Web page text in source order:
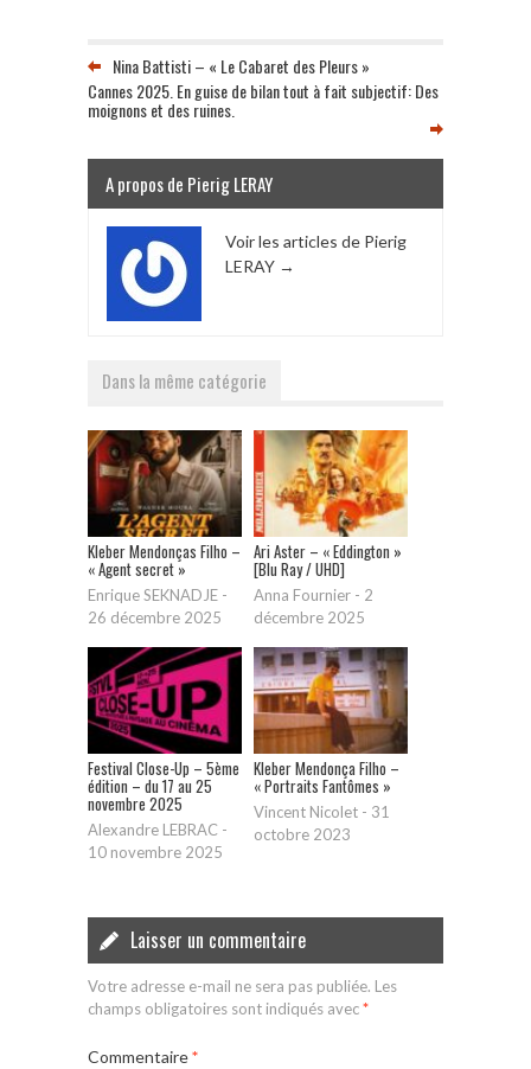
Nina Battisti – « Le Cabaret des Pleurs »
Cannes 2025. En guise de bilan tout à fait subjectif: Des
moignons et des ruines.
A propos de Pierig LERAY
Voir les articles de Pierig
LERAY →
Dans la même catégorie
Kleber Mendonças Filho –
« Agent secret »
Enrique SEKNADJE -
26 décembre 2025
Ari Aster – « Eddington »
[Blu Ray / UHD]
Anna Fournier - 2
décembre 2025
Festival Close-Up – 5ème
édition – du 17 au 25
novembre 2025
Alexandre LEBRAC -
10 novembre 2025
Kleber Mendonça Filho –
« Portraits Fantômes »
Vincent Nicolet - 31
octobre 2023
Laisser un commentaire
Votre adresse e-mail ne sera pas publiée. Les
champs obligatoires sont indiqués avec*
Commentaire*